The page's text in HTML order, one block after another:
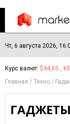
Чт, 6 августа 2026,
Курс валют: $44,65 ,
Главная
Техно